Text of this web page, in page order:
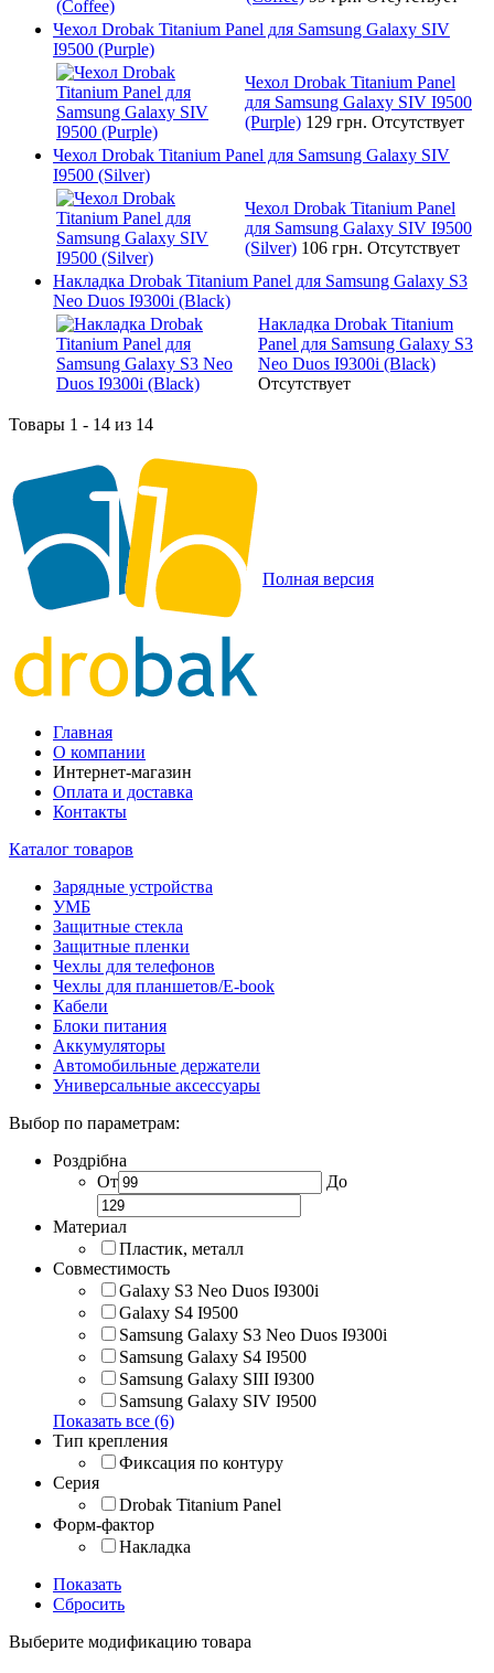
Чехол Drobak Titanium Panel для Samsung Galaxy SIV
I9500 (Purple)
Чехол Drobak Titanium Panel
для Samsung Galaxy SIV I9500
(Purple) 129 грн. Отсутствует
Чехол Drobak Titanium Panel для Samsung Galaxy SIV
I9500 (Silver)
Чехол Drobak Titanium Panel
для Samsung Galaxy SIV I9500
(Silver) 106 грн. Отсутствует
Накладка Drobak Titanium Panel для Samsung Galaxy S3
Neo Duos I9300i (Black)
Накладка Drobak Titanium
Panel для Samsung Galaxy S3
Neo Duos I9300i (Black)
Отсутствует
Товары 1 - 14 из 14
Полная версия
Главная
О компании
Интернет-магазин
Оплата и доставка
Контакты
Каталог товаров
Зарядные устройства
УМБ
Защитные стекла
Защитные пленки
Чехлы для телефонов
Чехлы для планшетов/E-book
Кабели
Блоки питания
Аккумуляторы
Автомобильные держатели
Универсальные аксессуары
Выбор по параметрам:
Роздрібна
От
До
Материал
Пластик, металл
Совместимость
Galaxy S3 Neo Duos I9300i
Galaxy S4 I9500
Samsung Galaxy S3 Neo Duos I9300i
Samsung Galaxy S4 I9500
Samsung Galaxy SIII I9300
Samsung Galaxy SIV I9500
Показать все (6)
Тип крепления
Фиксация по контуру
Серия
Drobak Titanium Panel
Форм-фактор
Накладка
Показать
Сбросить
Выберите модификацию товара